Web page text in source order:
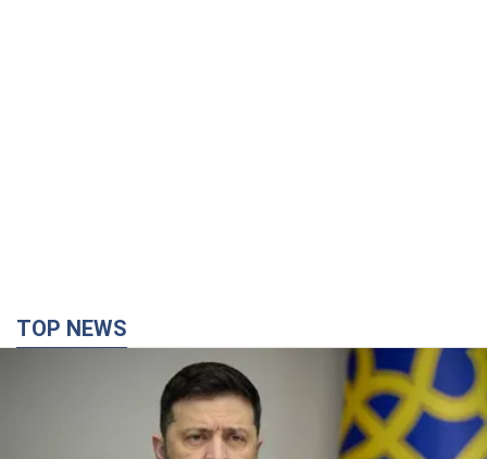
Украина будет уничтожать пусковые
установки российских баллистических ракет:
Зеленский провел заседание СНБО